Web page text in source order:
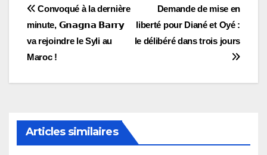
Navigation
de
l’article
Demande de mise en
liberté pour Diané et Oyé :
le délibéré dans trois jours
Convoqué à la dernière
minute, 𝗚𝗻𝗮𝗴𝗻𝗮 𝗕𝗮𝗿𝗿𝘆
va rejoindre le Syli au
Maroc !
Articles similaires